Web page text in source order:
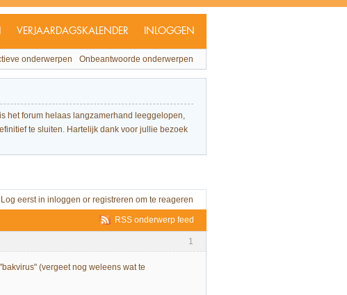
VERJAARDAGSKALENDER INLOGGEN
onderwerpen Onbeantwoorde onderwerpen
het forum helaas langzamerhand leeggelopen,
te sluiten. Hartelijk dank voor jullie bezoek
Log eerst in inloggen or registreren om te reageren
RSS onderwerp feed
1
(vergeet nog weleens wat te